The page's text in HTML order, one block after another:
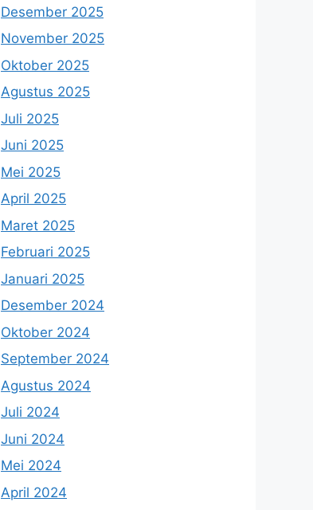
Desember 2025
November 2025
Oktober 2025
Agustus 2025
Juli 2025
Juni 2025
Mei 2025
April 2025
Maret 2025
Februari 2025
Januari 2025
Desember 2024
Oktober 2024
September 2024
Agustus 2024
Juli 2024
Juni 2024
Mei 2024
April 2024